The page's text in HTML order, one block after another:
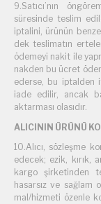
9.Satıcı’nın
süresinde teslim
iptalini, ürünün
dek teslimatın
ödemeyi nakit ile
nakden bu ücret
ederse, bu iptalden
iade edilir, ancak
aktarması olasıdır.
ALICININ ÜRÜNÜ
10.Alıcı, sözleşme
edecek; ezik, kırık,
kargo şirketinden
hasarsız ve sağlam
mal/hizmeti özenle